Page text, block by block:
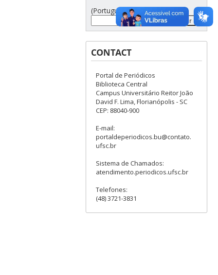
(Português do Brasil)
CONTACT
Portal de Periódicos
Biblioteca Central
Campus Universitário Reitor João
David F. Lima, Florianópolis - SC
CEP: 88040-900
E-mail:
portaldeperiodicos.bu@contato.
ufsc.br
Sistema de Chamados:
atendimento.periodicos.ufsc.br
Telefones:
(48) 3721-3831